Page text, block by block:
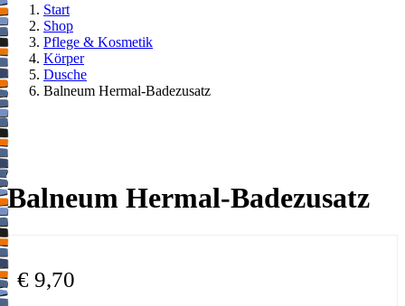
Start
Shop
Pflege & Kosmetik
Körper
Dusche
Balneum Hermal-Badezusatz
Balneum Hermal-Badezusatz
€ 9,70